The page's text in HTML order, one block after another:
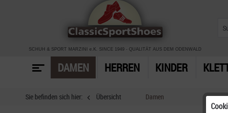
SCHUH & SPORT MARZINI e.K. SINCE 1949 - QUALITÄT AUS DEM ODENWALD
DAMEN HERREN KINDER
Sie befinden sich hier: Übersicht Damen